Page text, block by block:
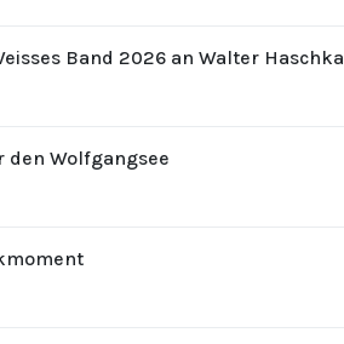
Band 2026 an Walter Haschka
Wolfgangsee